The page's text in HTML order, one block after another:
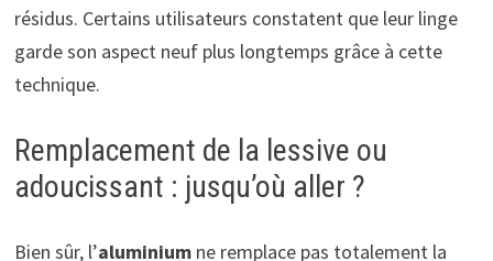
résidus. Certains utilisateurs constatent que leur linge
garde son aspect neuf plus longtemps grâce à cette
technique.
Remplacement de la lessive ou
adoucissant : jusqu’où aller ?
Bien sûr, l’aluminiumne remplace pas totalement la